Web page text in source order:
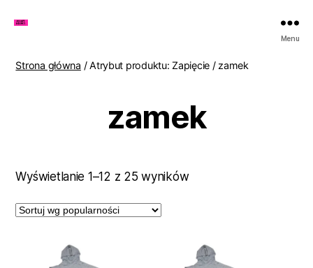
Lenki
Menu
Strona główna / Atrybut produktu: Zapięcie / zamek
zamek
Wyświetlanie 1–12 z 25 wynikówPosortowane